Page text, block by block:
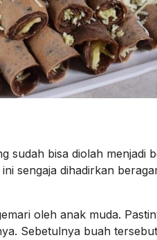
sudah bisa diolah menjadi
sengaja dihadirkan
oleh anak muda.
Sebetulnya buah